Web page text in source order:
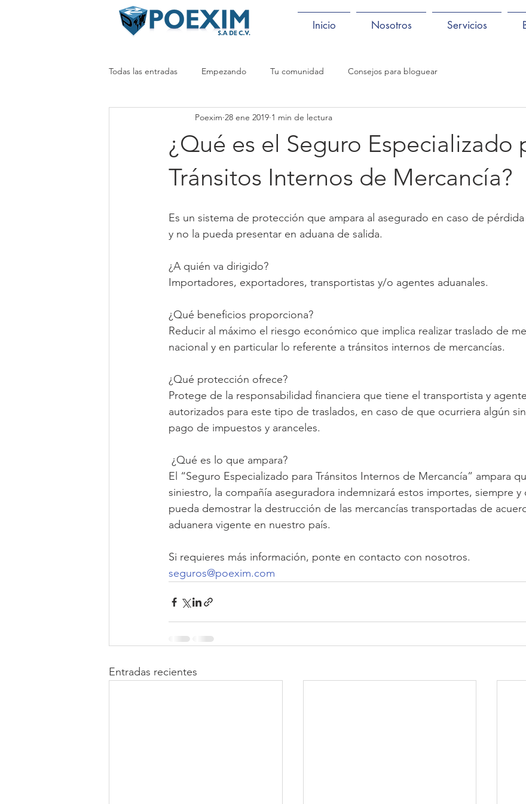
Inicio Nosotros Servicios
Todas las entradas Empezando Tu comunidad Consejos para bloguear
¿Qué es el Seguro Especializado
Tránsitos Internos de Mercancía?
Poexim 28 ene 2019 1 min de lectura
Es un sistema de protección que ampara al asegurado en caso de
y no la pueda presentar en aduana de salida.
¿A quién va dirigido?
Importadores, exportadores, transportistas y/o agentes aduanales.
¿Qué beneficios proporciona?
Reducir al máximo el riesgo económico que implica realizar traslado de
nacional y en particular lo referente a tránsitos internos de mercancías.
¿Qué protección ofrece?
Protege de la responsabilidad financiera que tiene el transportista y
autorizados para este tipo de traslados, en caso de que ocurriera algún
pago de impuestos y aranceles.
¿Qué es lo que ampara?
El “Seguro Especializado para Tránsitos Internos de Mercancía” ampara
siniestro, la compañía aseguradora indemnizará estos importes, siempre y
pueda demostrar la destrucción de las mercancías transportadas de
aduanera vigente en nuestro país.
Si requieres más información, ponte en contacto con nosotros.
seguros@poexim.com
Entradas recientes